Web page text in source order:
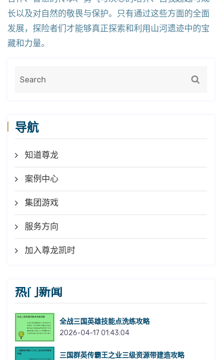
长以及对自然的敬畏与保护。只有通过这些方面的全面
发展，探险者们才能够真正探索和利用山河遗迹中的宝
藏和力量。
导航
知道尊龙
案例中心
集团游戏
服务方向
加入尊龙凯时
热门新闻
全战三国英雄技能点洗练攻略
2026-04-17 01:43:04
三国群英传霸王之业三级资源带建造攻略